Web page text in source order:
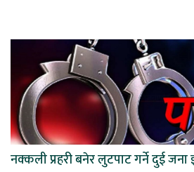
नक्कली प्रहरी बनेर लुटपाट गर्ने दुई जना